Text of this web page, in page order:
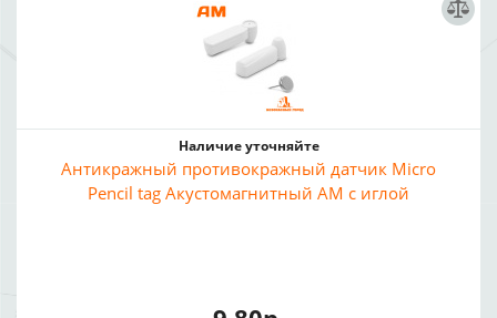
Наличие уточняйте
Антикражный противокражный датчик Micro
Pencil tag Акустомагнитный АМ с иглой